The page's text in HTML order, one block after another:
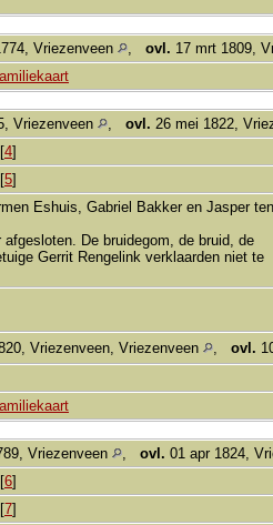
Vriezenveen , ovl. 17 mrt 1809,
Vriezenveen , ovl. 26 mei 1822,
[4]
[5]
Eshuis, Gabriel Bakker en Jasper
De bruidegom, de bruid, de
Gerrit Rengelink verklaarden niet te
Vriezenveen, Vriezenveen , ovl.
Vriezenveen , ovl. 01 apr 1824,
[6]
[7]